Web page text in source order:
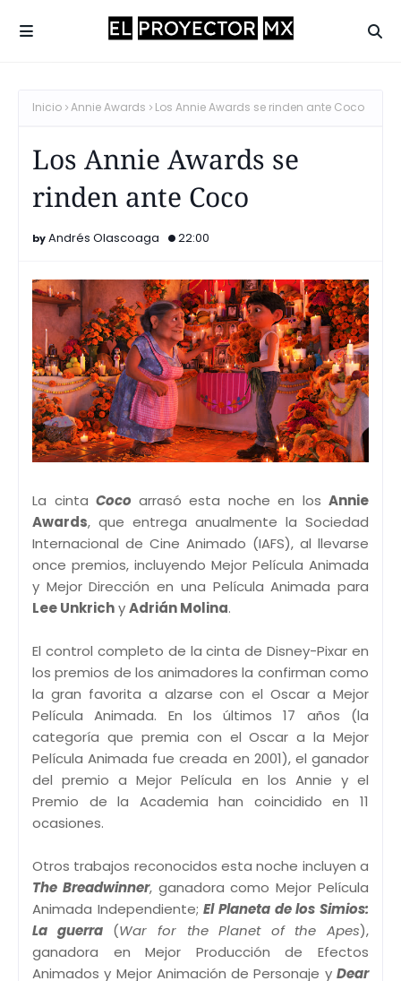
Inicio Annie Awards Los Annie Awards se rinden ante Coco
Los Annie Awards se
rinden ante Coco
Andrés Olascoaga 22:00
La cinta Coco arrasó esta noche en los Annie
Awards, que entrega anualmente la Sociedad
Internacional de Cine Animado (IAFS), al llevarse
once premios, incluyendo Mejor Película Animada
y Mejor Dirección en una Película Animada para
Lee UnkrichyAdrián Molina.
El control completo de la cinta de Disney-Pixar en
los premios de los animadores la confirman como
la gran favorita a alzarse con el Oscar a Mejor
Película Animada. En los últimos 17 años (la
categoría que premia con el Oscar a la Mejor
Película Animada fue creada en 2001), el ganador
del premio a Mejor Película en los Annie y el
Premio de la Academia han coincidido en 11
ocasiones.
Otros trabajos reconocidos esta noche incluyen a
The Breadwinner, ganadora como Mejor Película
Animada Independiente;El Planeta de los Simios:
La guerra(War for the Planet of the Apes),
ganadora en Mejor Producción de Efectos
Animados y Mejor Animación de Personaje y Dear